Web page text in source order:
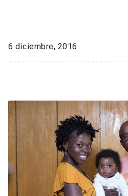
6 diciembre, 2016